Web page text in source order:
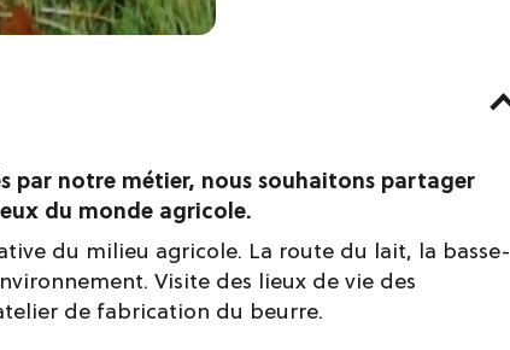
par notre métier, nous souhaitons partager
du monde agricole.
du milieu agricole. La route du lait, la basse-
Visite des lieux de vie des
de fabrication du beurre.